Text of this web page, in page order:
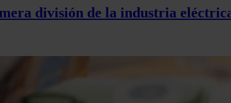
división de la industria